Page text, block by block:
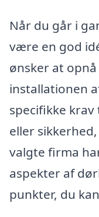
Når du går i
være en god
ønsker at
installationen
specifikke
eller
valgte firma
aspekter af
punkter, du